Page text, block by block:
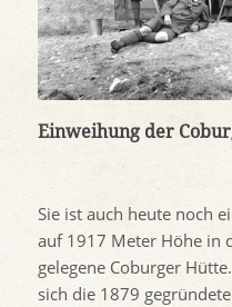
Einweihung der
Sie ist auch heute noch
auf 1917 Meter Höhe in
gelegene Coburger
sich die 1879